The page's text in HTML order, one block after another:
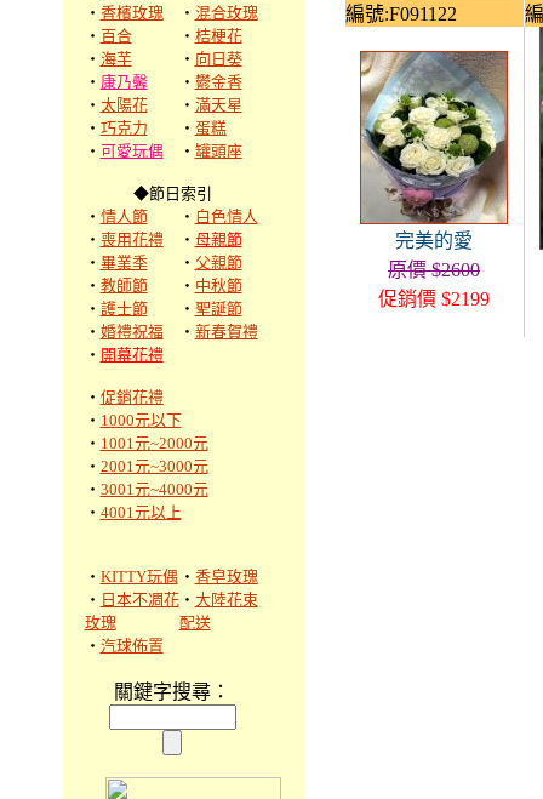
‧ 香檳玫瑰 ‧ 混合玫瑰
‧ 百合 ‧ 桔梗花
‧ 海芋 ‧ 向日葵
‧ 康乃馨 ‧ 鬱金香
‧ 太陽花 ‧ 滿天星
‧ 巧克力 ‧ 蛋糕
‧ 可愛玩偶 ‧ 罐頭座
◆節日索引
‧ 情人節 ‧ 白色情人
‧ 喪用花禮 ‧ 母親節
‧ 畢業季 ‧ 父親節
‧ 教師節 ‧ 中秋節
‧ 護士節 ‧ 聖誕節
‧ 婚禮祝福 ‧ 新春賀禮
‧ 開幕花禮
‧ 促銷花禮
‧ 1000元以下
‧ 1001元~2000元
‧ 2001元~3000元
‧ 3001元~4000元
‧ 4001元以上
‧ KITTY玩偶 ‧ 香皂玫瑰
‧ 日本不凋花
玫瑰
‧ 大陸花束
配送
‧ 汽球佈置
關鍵字搜尋：
編號:F091122
完美的愛
原價 $2600
促銷價 $2199